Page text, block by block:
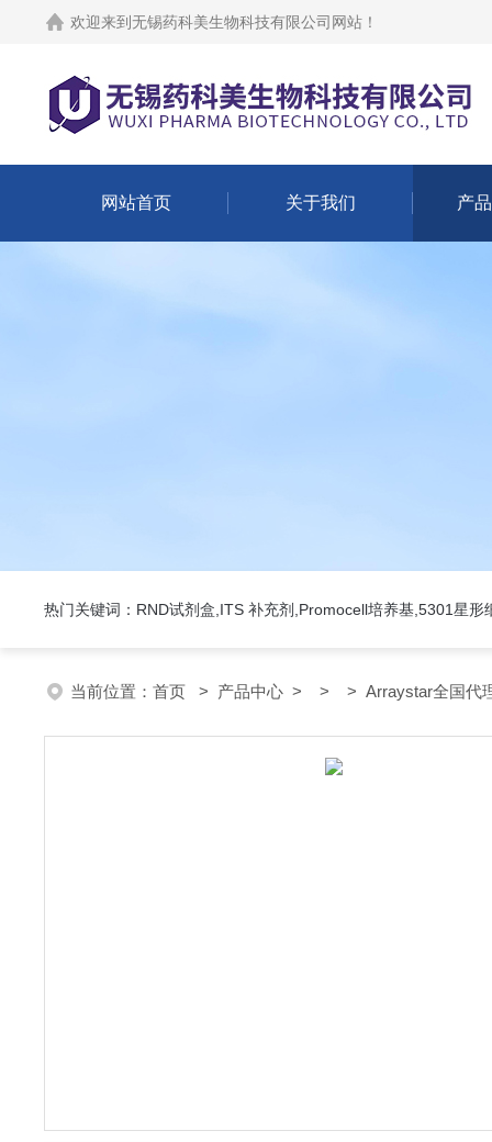
欢迎来到 无锡药科美生物科技有限公司网站 ！
网站首页 关于我们 产
热门关键词：RND试剂盒,ITS 补充剂,Promocell培养基,5301星形
当前位置： 首页 > 产品中心 > > > Arraystar全国代